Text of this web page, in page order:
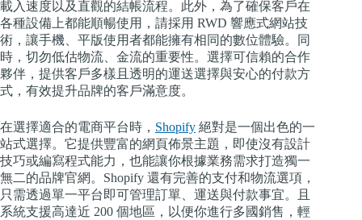
載入速度以及直觀的結帳流程。此外，為了確保客戶在
各種設備上都能順暢使用，請採用 RWD 響應式網站技
術，讓手機、平版使用者都能擁有相同的數位體驗。同
時，切勿低估物流、金流的重要性。選擇可信賴的合作
夥伴，提供客戶多樣且透明的運送選擇與安心的付款方
式，有效提升品牌的客戶滿意度。
在選擇適合的電商平台時， Shopify 絕對是一個出色的一
站式選擇。它提供豐富的網頁佈景主題，即使沒有設計
技巧或編寫程式能力，也能讓你根據業務需求打造獨一
無二的品牌官網。Shopify 還有完善的支付和物流選項，
只需透過單一平台即可管理訂單、運送與付款事宜。且
系統支援高達近 200 個地區，以便你進行多國銷售，輕